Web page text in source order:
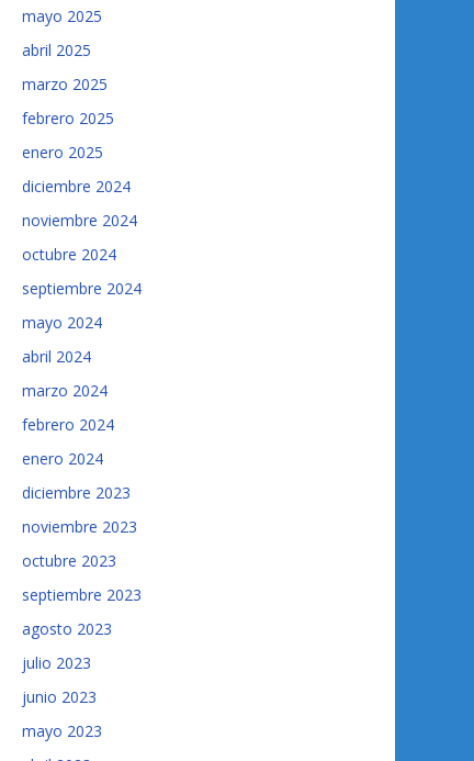
mayo 2025
abril 2025
marzo 2025
febrero 2025
enero 2025
diciembre 2024
noviembre 2024
octubre 2024
septiembre 2024
mayo 2024
abril 2024
marzo 2024
febrero 2024
enero 2024
diciembre 2023
noviembre 2023
octubre 2023
septiembre 2023
agosto 2023
julio 2023
junio 2023
mayo 2023